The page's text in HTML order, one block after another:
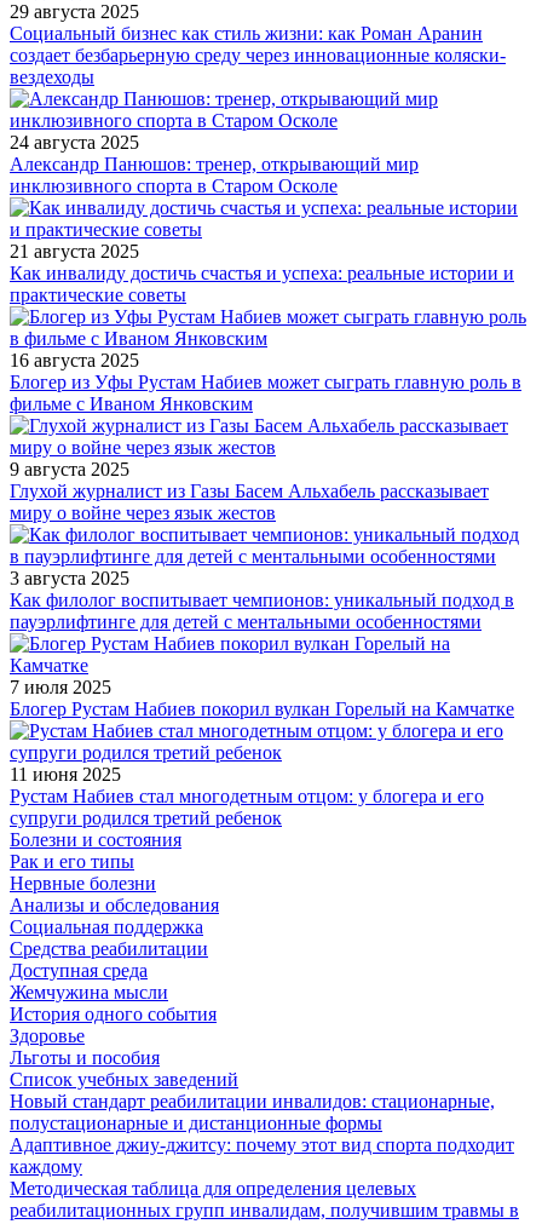
29 августа 2025
Социальный бизнес как стиль жизни: как Роман Аранин
создает безбарьерную среду через инновационные коляски-
вездеходы
24 августа 2025
Александр Панюшов: тренер, открывающий мир
инклюзивного спорта в Старом Осколе
21 августа 2025
Как инвалиду достичь счастья и успеха: реальные истории и
практические советы
16 августа 2025
Блогер из Уфы Рустам Набиев может сыграть главную роль в
фильме с Иваном Янковским
9 августа 2025
Глухой журналист из Газы Басем Альхабель рассказывает
миру о войне через язык жестов
3 августа 2025
Как филолог воспитывает чемпионов: уникальный подход в
пауэрлифтинге для детей с ментальными особенностями
7 июля 2025
Блогер Рустам Набиев покорил вулкан Горелый на Камчатке
11 июня 2025
Рустам Набиев стал многодетным отцом: у блогера и его
супруги родился третий ребенок
Болезни и состояния
Рак и его типы
Нервные болезни
Анализы и обследования
Социальная поддержка
Средства реабилитации
Доступная среда
Жемчужина мысли
История одного события
Здоровье
Льготы и пособия
Список учебных заведений
Новый стандарт реабилитации инвалидов: стационарные,
полустационарные и дистанционные формы
Адаптивное джиу-джитсу: почему этот вид спорта подходит
каждому
Методическая таблица для определения целевых
реабилитационных групп инвалидам, получившим травмы в